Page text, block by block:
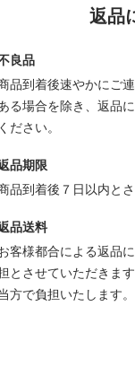
返品
良品
品到着後速やかにご
る場合を除き、返品
ください。
品期限
品到着後７日以内と
品送料
客様都合による返品
とさせていただきま
方で負担いたします。